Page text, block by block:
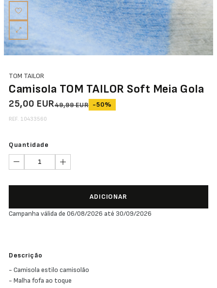
TOM TAILOR
Camisola TOM TAILOR Soft Meia Gola
25,00 EUR49,99 EUR -50%
REF. 10433560
Quantidade
ADICIONAR
Campanha válida de 06/08/2026 até 30/09/2026
Descrição
- Camisola estilo camisolão
- Malha fofa ao toque